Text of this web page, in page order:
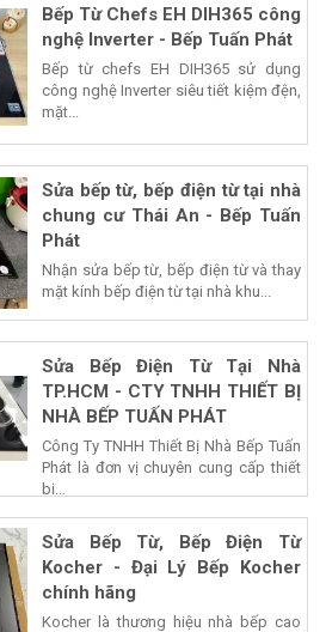
Bếp Từ Chefs EH DIH365 công
nghệ Inverter - Bếp Tuấn Phát
Bếp từ chefs EH DIH365 sử dụng
công nghệ Inverter siêu tiết kiệm đện,
mặt...
Sửa bếp từ, bếp điện từ tại nhà
chung cư Thái An - Bếp Tuấn
Phát
Nhận sửa bếp từ, bếp điện từ và thay
mặt kính bếp điện từ tại nhà khu...
Sửa Bếp Điện Từ Tại Nhà
TP.HCM - CTY TNHH THIẾT BỊ
NHÀ BẾP TUẤN PHÁT
Công Ty TNHH Thiết Bị Nhà Bếp Tuấn
Phát là đơn vị chuyên cung cấp thiết
bị...
Sửa Bếp Từ, Bếp Điện Từ
Kocher - Đại Lý Bếp Kocher
chính hãng
Kocher là thương hiệu nhà bếp cao